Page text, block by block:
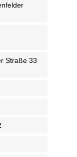
Straße 33